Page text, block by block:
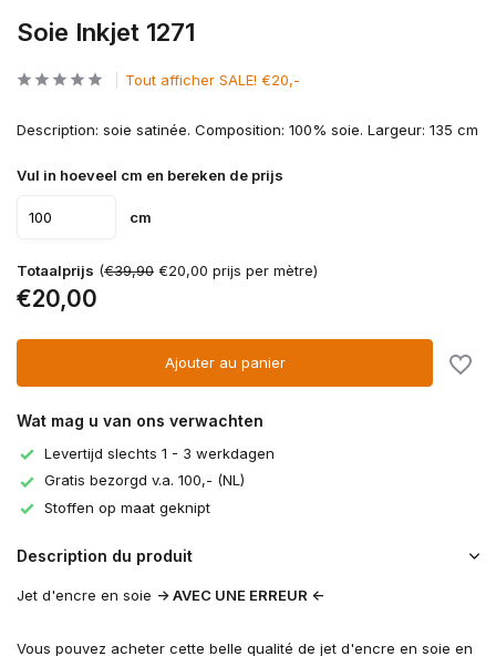
Soie Inkjet 1271
Tout afficher SALE! €20,-
Description: soie satinée. Composition: 100% soie. Largeur: 135 cm
Vul in hoeveel cm en bereken de prijs
cm
Totaalprijs (€39,90 €20,00 prijs per mètre)
€20,00
Ajouter au panier
Wat mag u van ons verwachten
Levertijd slechts 1 - 3 werkdagen
Gratis bezorgd v.a. 100,- (NL)
Stoffen op maat geknipt
Description du produit
Jet d'encre en soie -> AVEC UNE ERREUR <-
Vous pouvez acheter cette belle qualité de jet d'encre en soie en